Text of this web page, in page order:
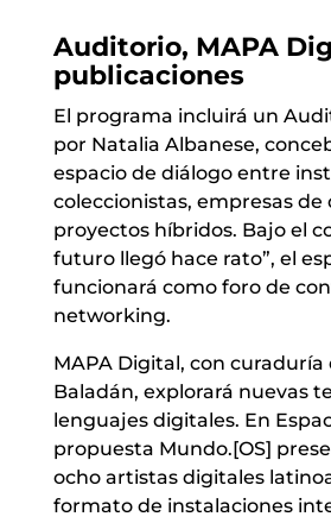
Auditorio, MAPA
publicaciones
El programa incluirá un
por Natalia Albanese,
espacio de diálogo entre
coleccionistas, empresas de
proyectos híbridos. Bajo el
futuro llegó hace rato”, el
funcionará como foro de
networking.
MAPA Digital, con curaduría
Baladán, explorará nuevas
lenguajes digitales. En
propuesta Mundo.[OS]
ocho artistas digitales
formato de instalaciones